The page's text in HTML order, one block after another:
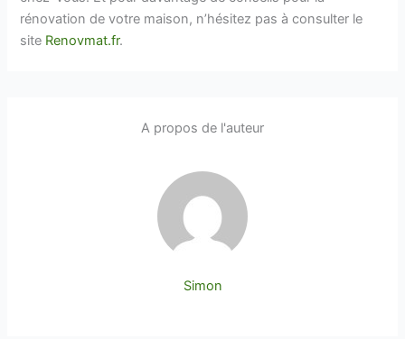
rénovation de votre maison, n’hésitez pas à consulter le
site Renovmat.fr.
A propos de l'auteur
Simon